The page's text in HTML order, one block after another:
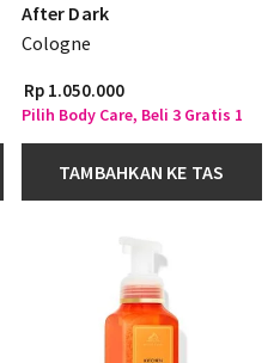
After Dark
Cologne
Rp 1.050.000
Pilih Body Care, Beli 3 Gratis 1
TAMBAHKAN KE TAS